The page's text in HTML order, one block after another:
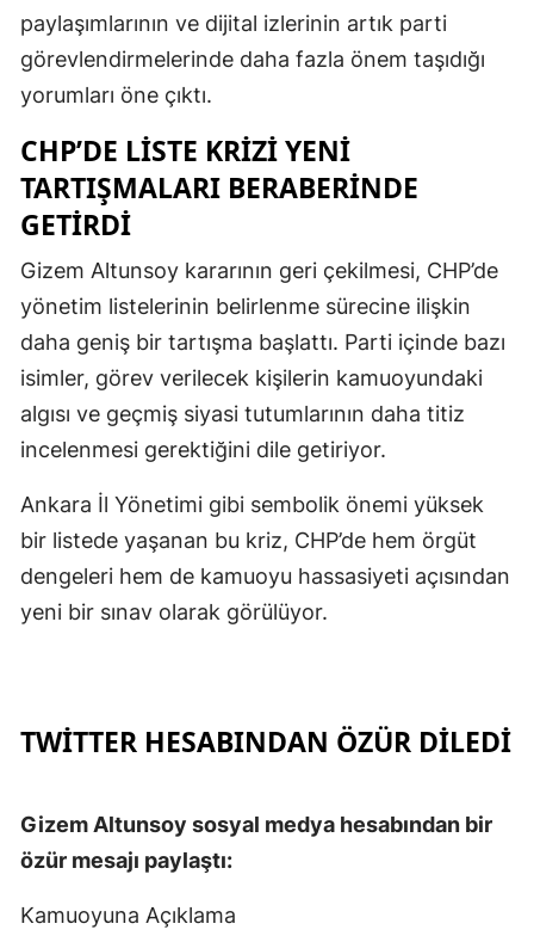
paylaşımlarının ve dijital izlerinin artık parti
görevlendirmelerinde daha fazla önem taşıdığı
yorumları öne çıktı.
CHP’DE LISTE KRIZI YENI
TARTIŞMALARI BERABERINDE
GETIRDI
Gizem Altunsoy kararının geri çekilmesi, CHP’de
yönetim listelerinin belirlenme sürecine ilişkin
daha geniş bir tartışma başlattı. Parti içinde bazı
isimler, görev verilecek kişilerin kamuoyundaki
algısı ve geçmiş siyasi tutumlarının daha titiz
incelenmesi gerektiğini dile getiriyor.
Ankara İl Yönetimi gibi sembolik önemi yüksek
bir listede yaşanan bu kriz, CHP’de hem örgüt
dengeleri hem de kamuoyu hassasiyeti açısından
yeni bir sınav olarak görülüyor.
TWİTTER HESABINDAN ÖZÜR DİLEDİ
Gizem Altunsoy sosyal medya hesabından bir
özür mesajı paylaştı:
Kamuoyuna Açıklama